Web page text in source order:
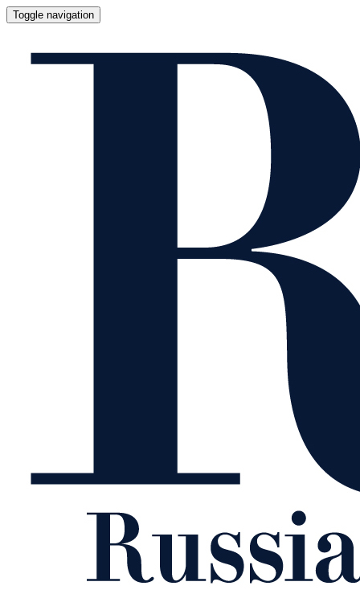
Toggle navigation